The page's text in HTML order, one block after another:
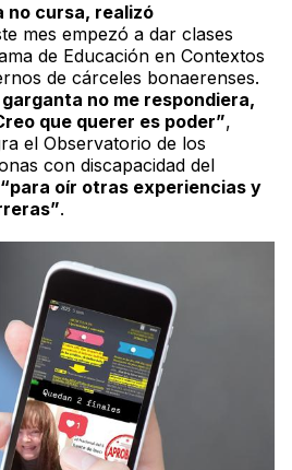
no cursa, realizó
mes empezó a dar clases
de Educación en Contextos
de cárceles bonaerenses.
no me respondiera,
que querer es poder”,
el Observatorio de los
con discapacidad del
“para oír otras experiencias y
.